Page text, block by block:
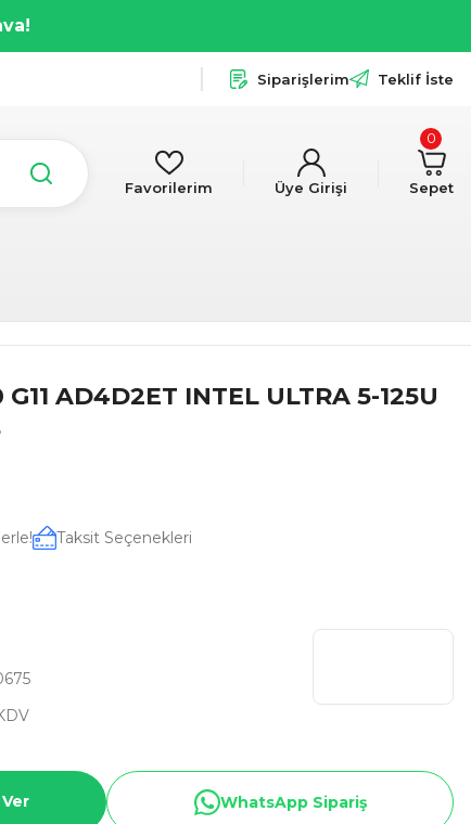
Siparişlerim Teklif İste
Favorilerim Üye Girişi Sepet
0
AD4D2ET INTEL ULTRA 5-125U
Taksit Seçenekleri
WhatsApp Sipariş